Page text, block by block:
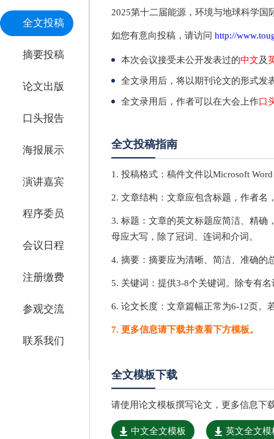
全文投稿
摘要投稿
论文出版
口头报告
海报展示
演讲嘉宾
程序委员
会议日程
注册缴费
参观交流
联系我们
2025第十二届能源，环境与地球科学国
如您有意向投稿，请访问 http://
本次会议接受未公开发表过的中文及
全文录用后，将以期刊论文的形式发
全文录用后，作者可以在大会上作口
全文投稿指南
1. 投稿格式：稿件文件以Microsoft
2. 文章结构：文章应包含标题，作者名
3. 标题：文章的英文标题应简洁、精确
母应大写，除了冠词、连词和介词。
4. 摘要：摘要应为清晰、简洁、准确的
5. 关键词：提供3-8个关键词。除专有
6. 论文长度：文章篇幅正常为6-12页。
7. 更多信息请下载并查看下方模板。
全文模板下载
请使用论文模板撰写论文，更多信息下
中文全文模板 英文全文模